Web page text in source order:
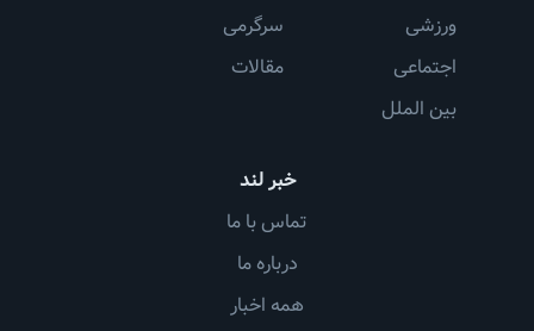
خبر لند
تماس با ما
درباره ما
همه اخبار
ورزشی
اجتماعی
بین الملل
سرگرمی
مقالات